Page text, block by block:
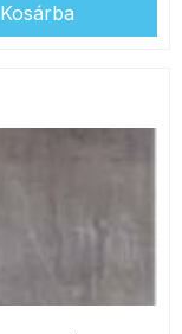
Kosárba